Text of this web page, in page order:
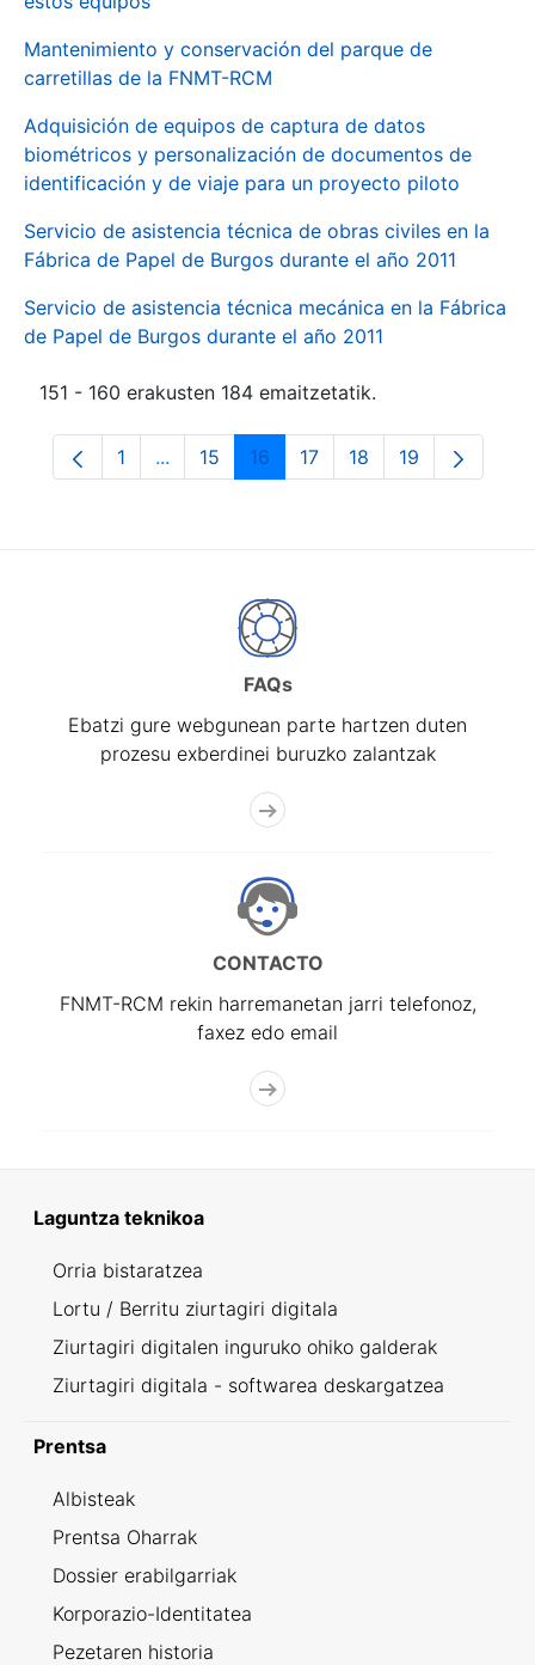
Mantenimiento y conservación del parque de
carretillas de la FNMT-RCM
Adquisición de equipos de captura de datos
biométricos y personalización de documentos de
identificación y de viaje para un proyecto piloto
Servicio de asistencia técnica de obras civiles en la
Fábrica de Papel de Burgos durante el año 2011
Servicio de asistencia técnica mecánica en la Fábrica
de Papel de Burgos durante el año 2011
151 - 160 erakusten 184 emaitzetatik.
Orrialdea
1 ...Intermediate Pages Use TAB to navigate.
Orrialdea
15 Orrialdea
16 Orrialdea
17 Orrialdea
18 Orrialdea
19
FAQs
Ebatzi gure webgunean parte hartzen duten
prozesu exberdinei buruzko zalantzak
CONTACTO
FNMT-RCM rekin harremanetan jarri telefonoz,
faxez edo email
Laguntza teknikoa
Orria bistaratzea
Lortu / Berritu ziurtagiri digitala
Ziurtagiri digitalen inguruko ohiko galderak
Ziurtagiri digitala - softwarea deskargatzea
Prentsa
Albisteak
Prentsa Oharrak
Dossier erabilgarriak
Korporazio-Identitatea
Pezetaren historia